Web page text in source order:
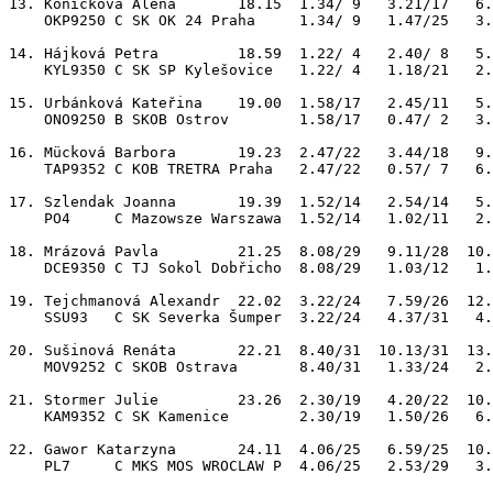
13. Koníčková Alena       18.15  1.34/ 9   3.21/17
OKP9250 C SK OK 24 Praha     1.34/ 9   1.47/25
14. Hájková Petra         18.59  1.22/ 4   2.40/ 8
KYL9350 C SK SP Kylešovice   1.22/ 4   1.18/21
15. Urbánková Kateřina    19.00  1.58/17   2.45/11
ONO9250 B SKOB Ostrov        1.58/17   0.47/ 2
16. Mücková Barbora       19.23  2.47/22   3.44/18
TAP9352 C KOB TRETRA Praha   2.47/22   0.57/ 7
17. Szlendak Joanna       19.39  1.52/14   2.54/14
PO4     C Mazowsze Warszawa  1.52/14   1.02/11
18. Mrázová Pavla         21.25  8.08/29   9.11/28
DCE9350 C TJ Sokol Dobřicho  8.08/29   1.03/12
19. Tejchmanová Alexandr  22.02  3.22/24   7.59/26
SSU93   C SK Severka Šumper  3.22/24   4.37/31
20. Sušinová Renáta       22.21  8.40/31  10.13/31
MOV9252 C SKOB Ostrava       8.40/31   1.33/24
21. Stormer Julie         23.26  2.30/19   4.20/22
KAM9352 C SK Kamenice        2.30/19   1.50/26
22. Gawor Katarzyna       24.11  4.06/25   6.59/25
PL7     C MKS MOS WROCLAW P  4.06/25   2.53/29